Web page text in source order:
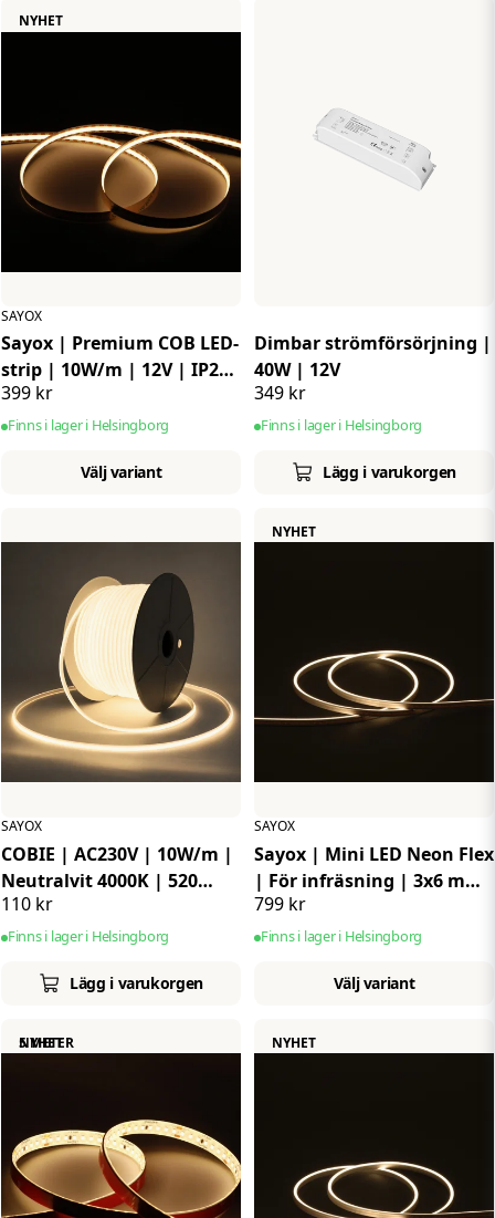
SAYOX
Sayox | Premium COB LED-
strip | 10W/m | 12V | IP20
| Dimbar | 480 lysdioder
p/m | 5 meter
399 kr
Finns i lager i Helsingborg
Välj variant
NYHET
Dimbar strömförsörjning |
40W | 12V
349 kr
Finns i lager i Helsingborg
Lägg i varukorgen
SAYOX
COBIE | AC230V | 10W/m |
Neutralvit 4000K | 520
LED's /m | IP65
110 kr
Finns i lager i Helsingborg
Lägg i varukorgen
SAYOX
Sayox | Mini LED Neon Flex
| För infräsning | 3x6 mm
| 24V | IP67 | 4,8W/m | 5
meter
799 kr
Finns i lager i Helsingborg
Välj variant
NYHET
NYHET
5 METER NYHET